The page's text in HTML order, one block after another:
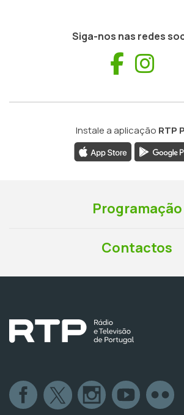
Siga-nos nas redes
Instale a aplicação RTP
Programação
Contactos